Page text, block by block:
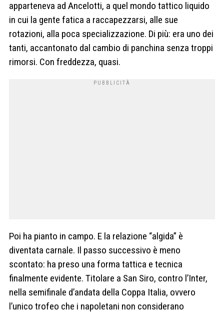
apparteneva ad Ancelotti, a quel mondo tattico liquido
in cui la gente fatica a raccapezzarsi, alle sue
rotazioni, alla poca specializzazione. Di più: era uno dei
tanti, accantonato dal cambio di panchina senza troppi
rimorsi. Con freddezza, quasi.
Poi ha pianto in campo. E la relazione “algida” è
diventata carnale. Il passo successivo è meno
scontato: ha preso una forma tattica e tecnica
finalmente evidente. Titolare a San Siro, contro l’Inter,
nella semifinale d’andata della Coppa Italia, ovvero
l’unico trofeo che i napoletani non considerano